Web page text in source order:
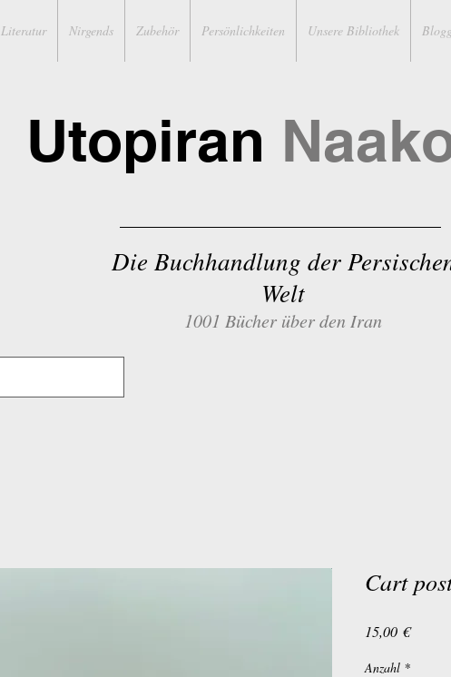
Literatur Nirgends Zubehör Persönlichkeiten Unsere Bibliothek
Utopiran
Die Buchhandlung der
Welt
1001 Bücher über den Iran
Cart
15,00 €Preis
Anzahl *